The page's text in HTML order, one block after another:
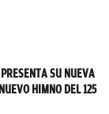
SU NUEVA
HIMNO DEL 125